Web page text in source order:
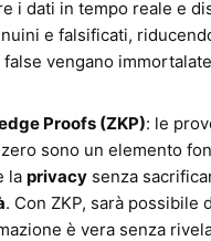
i dati in tempo reale e
e falsificati,
vengano
Proofs (ZKP): le
sono un elemento
la privacy senza
. Con ZKP, sarà possibile
è vera senza